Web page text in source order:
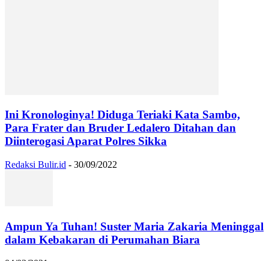
Ini Kronologinya! Diduga Teriaki Kata Sambo,
Para Frater dan Bruder Ledalero Ditahan dan
Diinterogasi Aparat Polres Sikka
Redaksi Bulir.id - 30/09/2022
Ampun Ya Tuhan! Suster Maria Zakaria Meninggal
dalam Kebakaran di Perumahan Biara